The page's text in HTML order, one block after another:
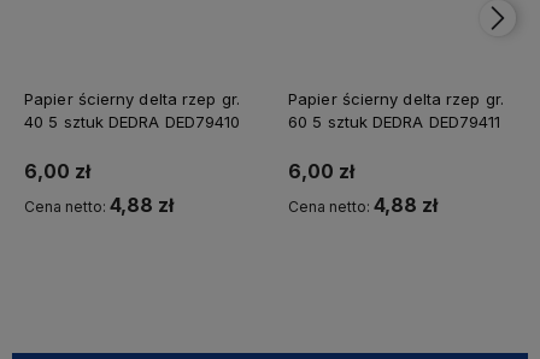
Papier ścierny delta rzep gr.
40 5 sztuk DEDRA DED79410
6,00 zł
Cena netto: 4,88 zł
Papier ścierny delta rzep gr.
60 5 sztuk DEDRA DED79411
6,00 zł
Cena netto: 4,88 zł